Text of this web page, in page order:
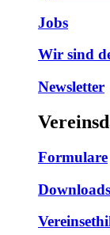
Jobs
Wir sind
Newsletter
Formulare
Downloads